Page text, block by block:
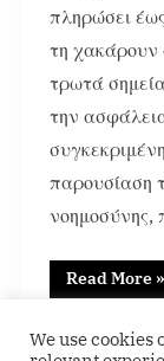
πληρώσει
τη χακάρουν
τρωτά
την
παρουσίαση
νοημοσύνης,
Read More »
Featured
We use cookies